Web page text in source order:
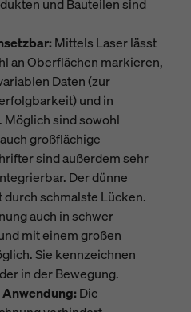
und Bauteilen sind
Mittels Laser lässt
an Oberflächen markieren,
Daten (zur
und in
sind sowohl
großflächige
sind außerdem sehr
Der dünne
schmalste Lücken.
auch in schwer
mit einem großen
Sie kennzeichnen
in der Bewegung.
Die